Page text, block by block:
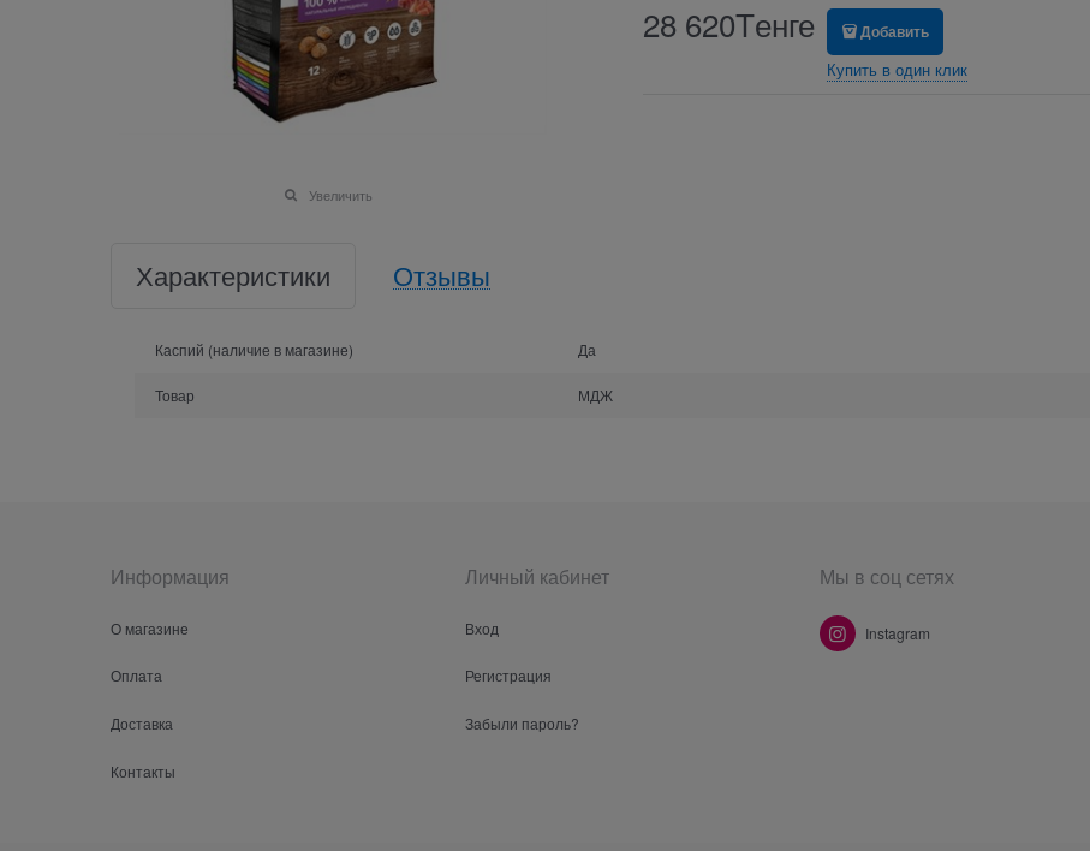
Увеличить
28 620Tенге Добавить
Купить в один клик
Характеристики Отзывы
Каспий (наличие в магазине) Да
Товар МДЖ
Информация
О магазине
Оплата
Доставка
Контакты
Личный кабинет
Вход
Регистрация
Забыли пароль?
Мы в соц сетях
Instagram